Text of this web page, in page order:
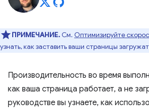
ПРИМЕЧАНИЕ. См. Оптимизируйте
узнать, как заставить ваши страницы
Производительность во время
как ваша страница работает, а не
руководстве вы узнаете, как